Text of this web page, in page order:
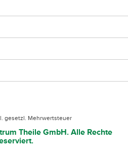
gesetzl. Mehrwertsteuer
Theile GmbH. Alle Rechte